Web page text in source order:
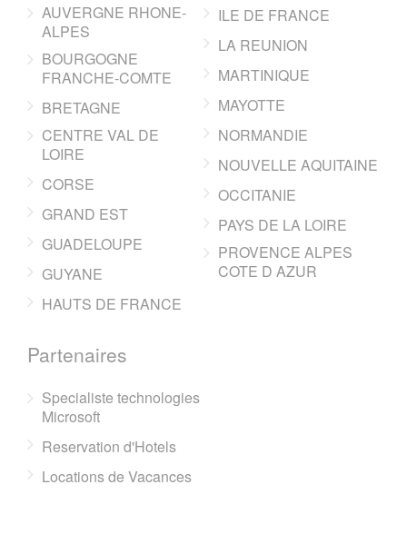
AUVERGNE RHONE-
ALPES
BOURGOGNE
FRANCHE-COMTE
BRETAGNE
CENTRE VAL DE
LOIRE
CORSE
GRAND EST
GUADELOUPE
GUYANE
HAUTS DE FRANCE
ILE DE FRANCE
LA REUNION
MARTINIQUE
MAYOTTE
NORMANDIE
NOUVELLE AQUITAINE
OCCITANIE
PAYS DE LA LOIRE
PROVENCE ALPES
COTE D AZUR
Partenaires
Specialiste technologies
Microsoft
Reservation d'Hotels
Locations de Vacances